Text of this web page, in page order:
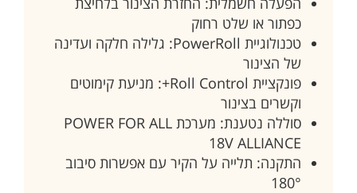
כפתור או שלט רחוק
טכנולוגיית PowerRoll: גלילה חלקה ועדינה
של הצינור
פונקציית Roll Control+: מניעת קימוטים
וקשרים בצינור
סוללה נטענת: מערכת POWER FOR ALL
18V ALLIANCE
התקנה: תלייה על הקיר עם אפשרות סיבוב
180°